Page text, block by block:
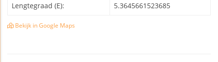
Lengtegraad (E): 5.3645661523685
Bekijk in Google Maps